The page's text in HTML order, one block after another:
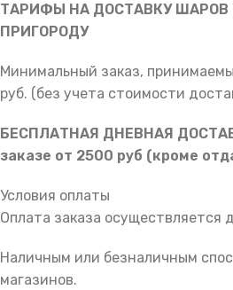
ТАРИФЫ НА ДОСТАВКУ ШАРОВ
ПРИГОРОДУ
Минимальный заказ,
руб. (без учета стоимости
БЕСПЛАТНАЯ ДНЕВНАЯ
заказе от 2500 руб (кроме
Условия оплаты
Оплата заказа осуществляется
Наличным или безналичным
магазинов.